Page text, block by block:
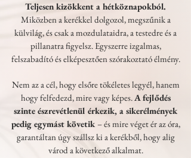
Teljesen kizökkent a hétköznapokból.
Miközben a kerékkel dolgozol, megszűnik a
külvilág, és csak a mozdulataidra, a testedre és a
pillanatra figyelsz. Egyszerre izgalmas,
felszabadító és elképesztően szórakoztató élmény.
Nem az a cél, hogy elsőre tökéletes legyél, hanem
hogy felfedezd, mire vagy képes.A fejlődés
szinte észrevétlenül érkezik, a sikerélmények
pedig egymást követik – és mire véget ér az óra,
garantáltan úgy szállsz ki a kerékből, hogy alig
várod a következő alkalmat.